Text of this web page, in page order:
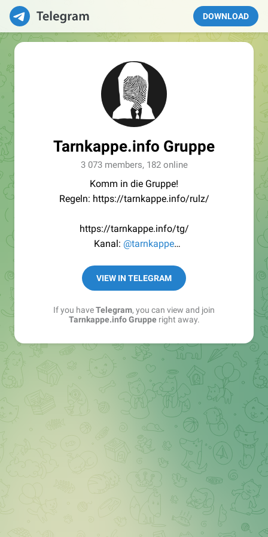
DOWNLOAD
Tarnkappe.info Gruppe
3 073 members, 182 online
Komm in die Gruppe!
Regeln: https://tarnkappe.info/rulz/
https://tarnkappe.info/tg/
Kanal: @tarnkappe
Best of:@bestoftarnkappe
Kochen: https://t.me/+WSW5F1VcmhliMjk6
VIEW IN TELEGRAM
If you haveTelegram, you can view and join
Tarnkappe.info Grupperight away.